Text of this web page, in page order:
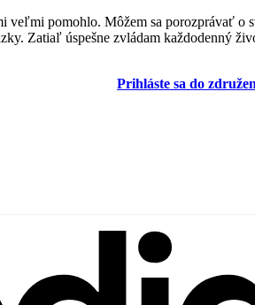
veľmi pomohlo. Môžem sa porozprávať o
Zatiaľ úspešne zvládam každodenný
Prihláste sa do